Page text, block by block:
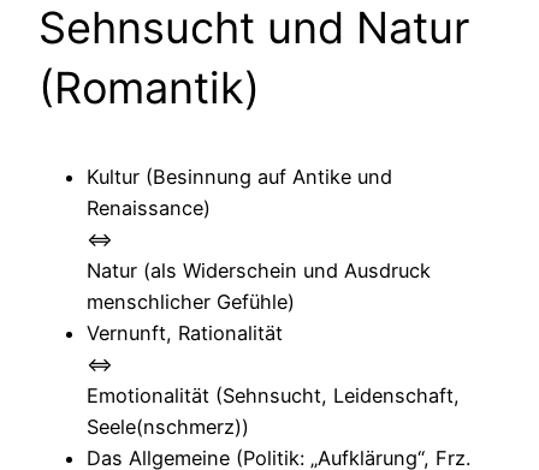
Sehnsucht und Natur
(Romantik)
Kultur (Besinnung auf Antike und
Renaissance)
<=>
Natur (als Widerschein und Ausdruck
menschlicher Gefühle)
Vernunft, Rationalität
<=>
Emotionalität (Sehnsucht, Leidenschaft,
Seele(nschmerz))
Das Allgemeine (Politik: „Aufklärung“, Frz.